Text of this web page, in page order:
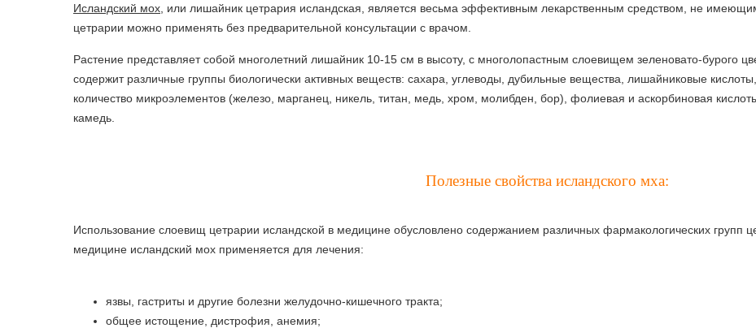
Исландский мох , или лишайник цетрария исландская, является весьма эффективным лекарственным средством, не
цетрарии можно применять без предварительной консультации с врачом.
Растение представляет собой многолетний лишайник 10-15 см в высоту, с многолопастным слоевищем зеленовато-бурого
содержит различные группы биологически активных веществ: сахара, углеводы, дубильные вещества, лишайниковые
количество микроэлементов (железо, марганец, никель, титан, медь, хром, молибден, бор), фолиевая и аскорбиновая
камедь.
Полезные свойства исландского мха:
Использование слоевищ цетрарии исландской в медицине обусловлено содержанием различных фармакологических
медицине исландский мох применяется для лечения:
язвы, гастриты и другие болезни желудочно-кишечного тракта;
общее истощение, дистрофия, анемия;